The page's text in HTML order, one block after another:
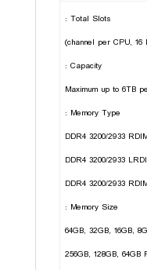
Total Slots :
Capacity :
Maximum up to 6TB
Memory Type :
DDR4 3200/2933
DDR4 3200/2933
DDR4 3200/2933
Memory Size :
64GB, 32GB, 16GB,
256GB, 128GB, 64GB